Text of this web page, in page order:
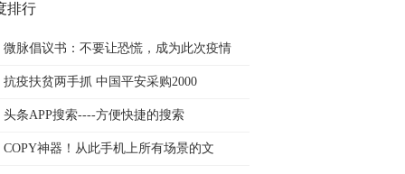
排行
微脉倡议书：不要让恐慌，成为此次疫情
抗疫扶贫两手抓 中国平安采购2000
头条APP搜索----方便快捷的搜索
COPY神器！从此手机上所有场景的文